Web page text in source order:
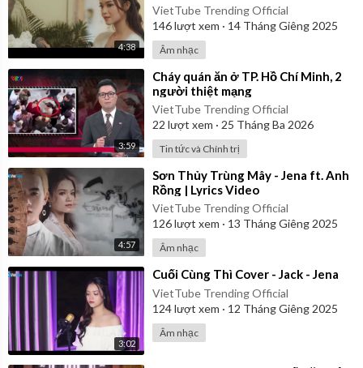
4:38
VietTube Trending Official
146lượt xem · 14 Tháng Giêng 2025
Âm nhạc
3:59
⁣Cháy quán ăn ở TP. Hồ Chí Minh, 2
người thiệt mạng
VietTube Trending Official
22 lượt xem · 25 Tháng Ba 2026
Tin tức và Chính trị
4:57
⁣Sơn Thủy Trùng Mây - Jena ft. Anh
Rồng | Lyrics Video
VietTube Trending Official
126lượt xem · 13 Tháng Giêng 2025
Âm nhạc
3:02
⁣Cuối Cùng Thì Cover - Jack - Jena
VietTube Trending Official
124lượt xem · 12 Tháng Giêng 2025
Âm nhạc